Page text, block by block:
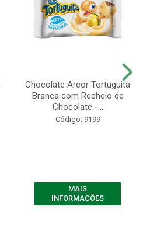
Chocolate Arcor Tortuguita
Branca com Recheio de
Chocolate -...
Código: 9199
MAIS
INFORMAÇÕES